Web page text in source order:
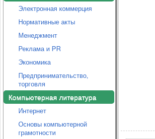
Электронная коммерция
Нормативные акты
Менеджмент
Реклама и PR
Экономика
Предпринимательство,
торговля
Компьютерная литература
Интернет
Основы компьютерной
грамотности